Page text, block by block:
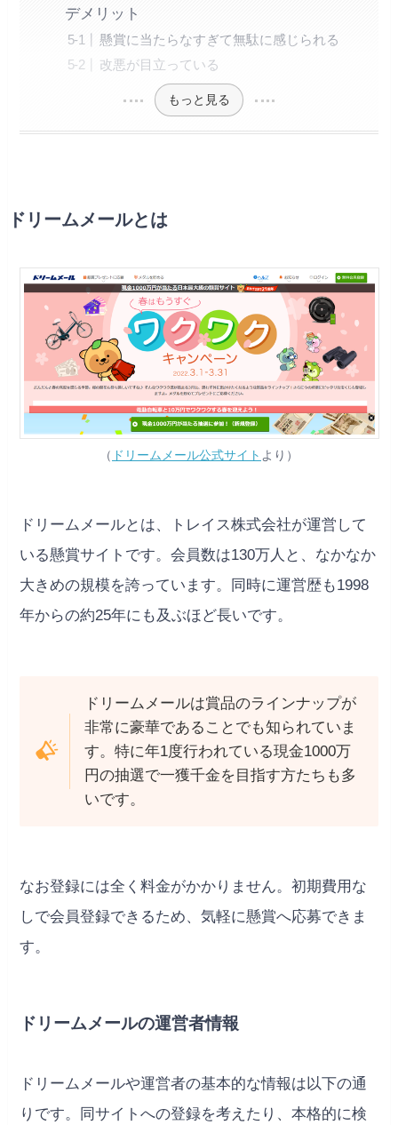
デメリット
懸賞に当たらなすぎて無駄に感じられる
改悪が目立っている
もっと見る
ドリームメールとは
（ ドリームメール公式サイト より）
ドリームメールとは、トレイス株式会社が運営して
いる懸賞サイトです。会員数は130万人と、なかなか
大きめの規模を誇っています。同時に運営歴も1998
年からの約25年にも及ぶほど長いです。
ドリームメールは賞品のラインナップが
非常に豪華であることでも知られていま
す。特に年1度行われている現金1000万
円の抽選で一獲千金を目指す方たちも多
いです。
なお登録には全く料金がかかりません。初期費用な
しで会員登録できるため、気軽に懸賞へ応募できま
す。
ドリームメールの運営者情報
ドリームメールや運営者の基本的な情報は以下の通
りです。同サイトへの登録を考えたり、本格的に検